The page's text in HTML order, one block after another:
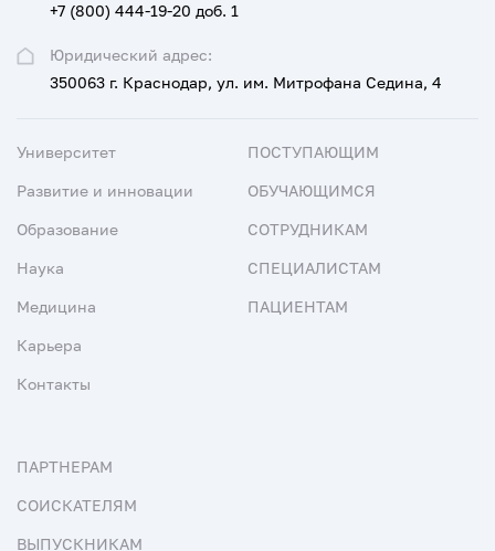
Юридический адрес:
350063 г. Краснодар, ул. им. Митрофана Седина, 4
+7 (800) 444-19-20 доб. 1
Университет
Развитие и инновации
Образование
Наука
Медицина
Карьера
Контакты
ПОСТУПАЮЩИМ
ОБУЧАЮЩИМСЯ
СОТРУДНИКАМ
СПЕЦИАЛИСТАМ
ПАЦИЕНТАМ
ПАРТНЕРАМ
СОИСКАТЕЛЯМ
ВЫПУСКНИКАМ